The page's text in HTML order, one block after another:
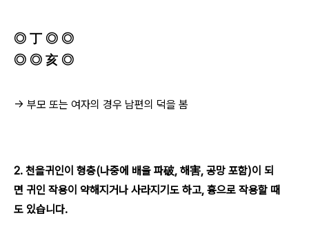
◎ 丁 ◎ ◎
◎ ◎ 亥 ◎
→ 부모 또는 여자의 경우 남편의 덕을 봄
2. 천을귀인이 형충(나중에 배울 파破, 해害, 공망 포함)이 되
면 귀인 작용이 약해지거나 사라지기도 하고, 흉으로 작용할 때
도 있습니다.